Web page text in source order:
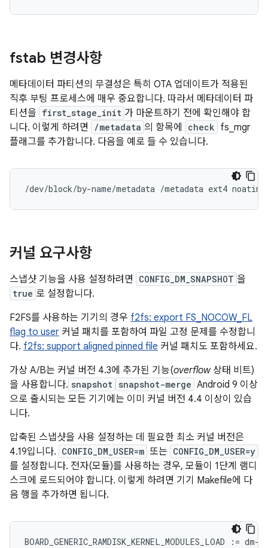
fstab 변경사항
메타데이터 파티션의 무결성은 특히 OTA 업데이트가 적용된
직후 부팅 프로세스에 매우 중요합니다. 따라서 메타데이터 파
티션을 first_stage_init 가 마운트하기 전에 확인해야 합
니다. 이렇게 하려면
/metadata 의 항목에 check fs_mgr
플래그를 추가합니다. 다음을 예로 들 수 있습니다.
커널 요구사항
스냅샷 기능을 사용 설정하려면 CONFIG_DM_SNAPSHOT 을
true 로 설정합니다.
F2FS를 사용하는 기기의 경우 f2fs: export FS_NOCOW_FL
flag to user 커널 패치를 포함하여 파일 고정 문제를 수정합니
다. f2fs: support aligned pinned file 커널 패치도 포함하세요.
가상 A/B는 커널 버전 4.3에 추가된 기능(overflow상태 비트)
을 사용합니다. snapshot snapshot-merge Android 9 이상
으로 출시되는 모든 기기에는 이미 커널 버전 4.4 이상이 있습
니다.
압축된 스냅샷을 사용 설정하는 데 필요한 최소 커널 버전은
4.19입니다. CONFIG_DM_USER=m 또는 CONFIG_DM_USER=y
를 설정합니다. 전자(모듈)를 사용하는 경우, 모듈이 1단계 램디
스크에 로드되어야 합니다. 이렇게 하려면 기기 Makefile에 다
음 행을 추가하면 됩니다.
BOARD_GENERIC_RAMDISK_KERNEL_MODULES_LOAD := dm-